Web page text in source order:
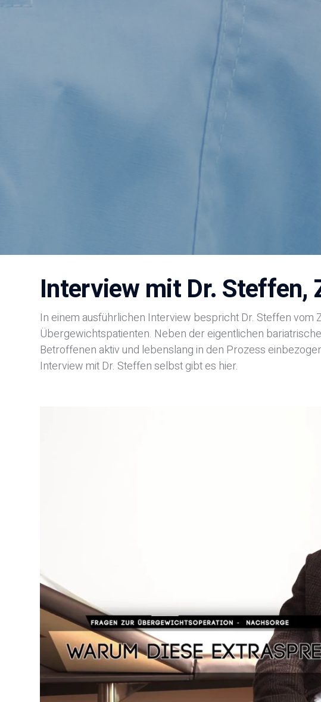
Interview mit Dr. Steffen,
In einem ausführlichen Interview bespricht Dr. Steffen
Übergewichtspatienten. Neben der eigentlichen
Betroffenen aktiv und lebenslang in den Prozess
Interview mit Dr. Steffen selbst gibt es hier.